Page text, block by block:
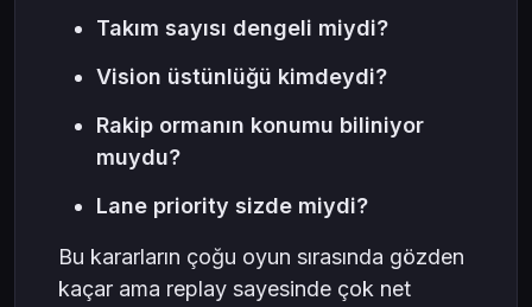
Takım sayısı dengeli miydi?
Vision üstünlüğü kimdeydi?
Rakip ormanın konumu biliniyor
muydu?
Lane priority sizde miydi?
Bu kararların çoğu oyun sırasında gözden
kaçar ama replay sayesinde çok net